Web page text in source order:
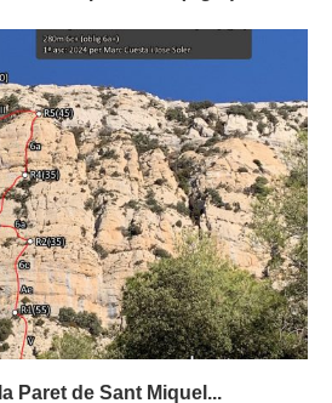
Paret de Sant Miquel...